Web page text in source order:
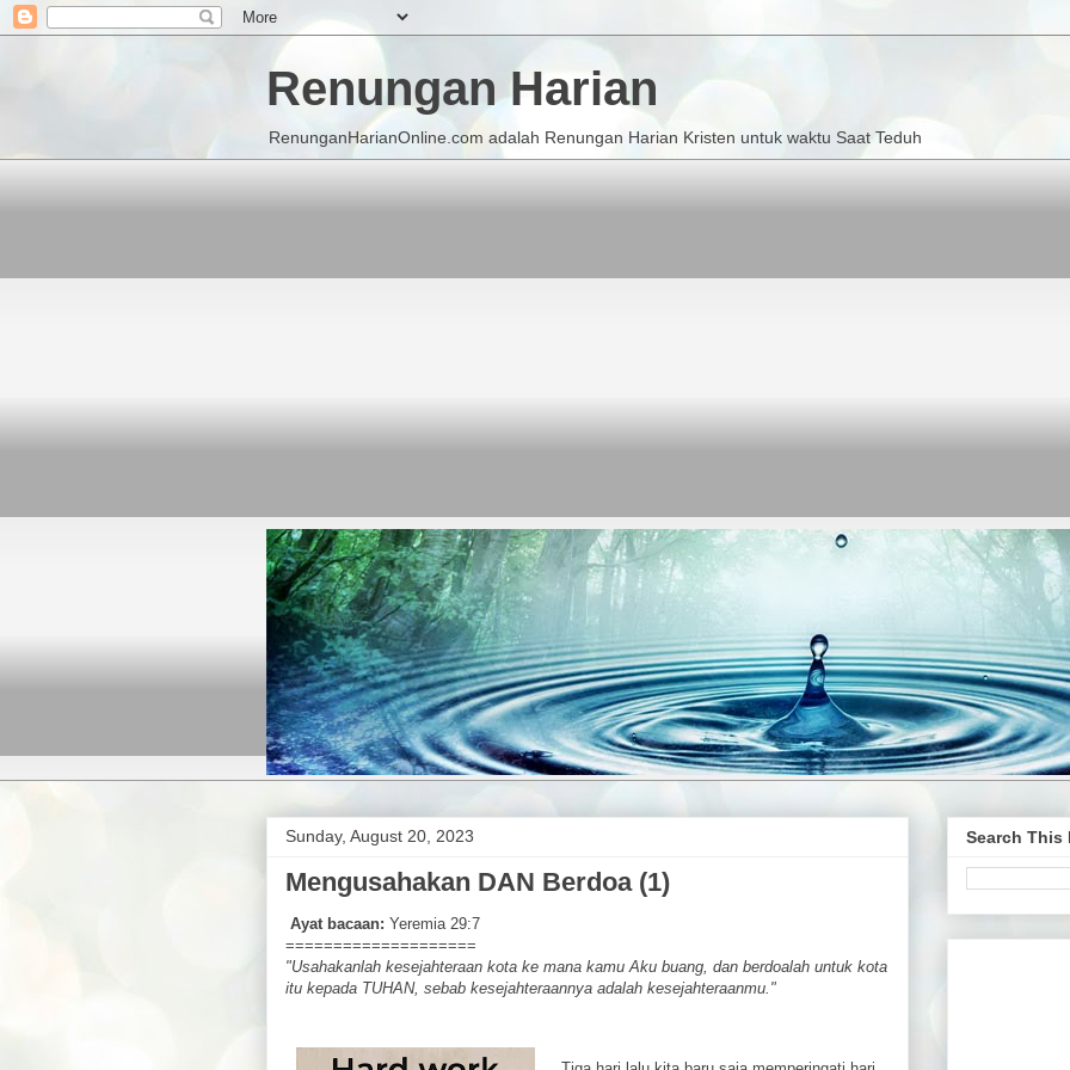
Renungan Harian
RenunganHarianOnline.com adalah Renungan Harian Kristen untuk waktu Saat Teduh
Sunday, August 20, 2023
Mengusahakan DAN Berdoa (1)
Ayat bacaan: Yeremia 29:7
====================
"Usahakanlah kesejahteraan kota ke mana kamu Aku buang, dan berdoalah untuk kota
itu kepada TUHAN, sebab kesejahteraannya adalah kesejahteraanmu."
Search This